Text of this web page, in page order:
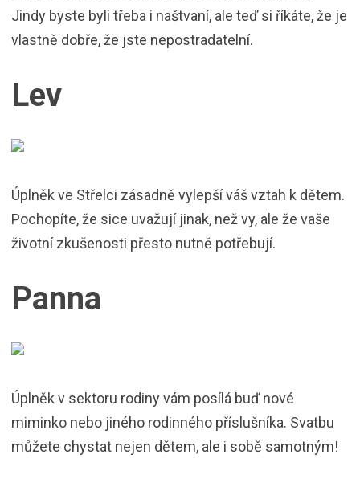
Jindy byste byli třeba i naštvaní, ale teď si říkáte, že je
vlastně dobře, že jste nepostradatelní.
Lev
Úplněk ve Střelci zásadně vylepší váš vztah k dětem.
Pochopíte, že sice uvažují jinak, než vy, ale že vaše
životní zkušenosti přesto nutně potřebují.
Panna
Úplněk v sektoru rodiny vám posílá buď nové
miminko nebo jiného rodinného příslušníka. Svatbu
můžete chystat nejen dětem, ale i sobě samotným!